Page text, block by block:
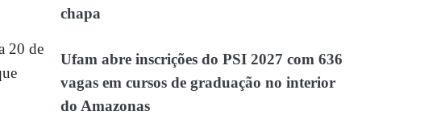
20 de
chapa
Ufam abre inscrições do PSI 2027 com 636
vagas em cursos de graduação no interior
do Amazonas